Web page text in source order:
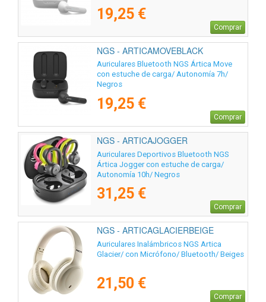
19,25 €
Comprar
NGS - ARTICAMOVEBLACK
Auriculares Bluetooth NGS Ártica Move
con estuche de carga/ Autonomía 7h/
Negros
19,25 €
Comprar
NGS - ARTICAJOGGER
Auriculares Deportivos Bluetooth NGS
Ártica Jogger con estuche de carga/
Autonomía 10h/ Negros
31,25 €
Comprar
NGS - ARTICAGLACIERBEIGE
Auriculares Inalámbricos NGS Artica
Glacier/ con Micrófono/ Bluetooth/ Beiges
21,50 €
Comprar